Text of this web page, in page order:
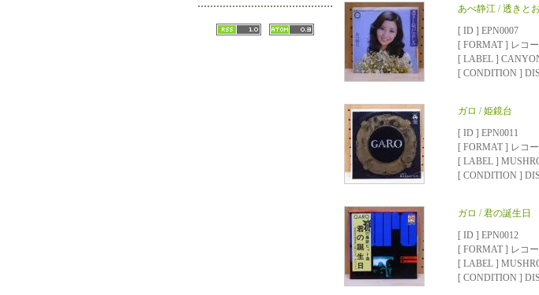
あべ静江 / 透きと
[ ID ] EPN0007
[ FORMAT ] レコ
[ LABEL ]
[ CONDITION ]
ガロ / 姫鏡台
[ ID ] EPN0011
[ FORMAT ] レコ
[ LABEL ]
[ CONDITION ]
ガロ / 君の誕生日
[ ID ] EPN0012
[ FORMAT ] レコ
[ LABEL ]
[ CONDITION ]